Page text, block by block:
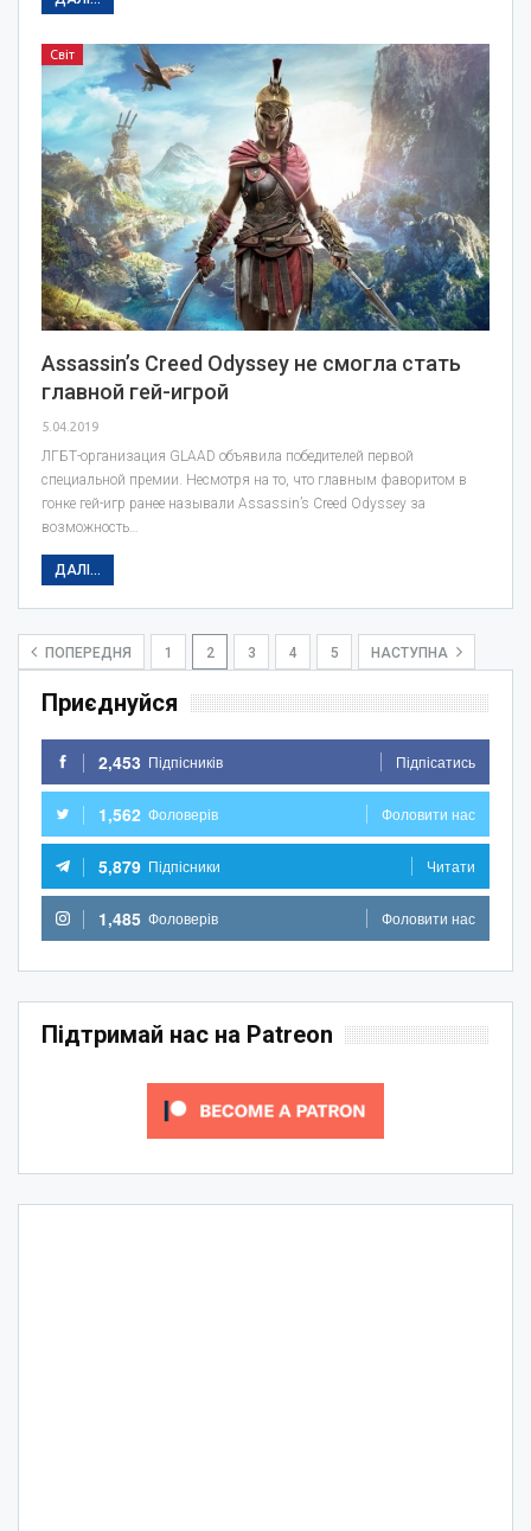
Світ
Assassin’s Creed Odyssey не смогла стать
главной гей-игрой
5.04.2019
ЛГБТ-организация GLAAD объявила победителей первой
специальной премии. Несмотря на то, что главным фаворитом в
гонке гей-игр ранее называли Assassin’s Creed Odyssey за
возможность…
ДАЛІ...
ПОПЕРЕДНЯ 1 2 3 4 5 НАСТУПНА
Приєднуйся
2,453 Підпісників Підпісатись
1,562 Фоловерів Фоловити нас
5,879 Підпісники Читати
1,485 Фоловерів Фоловити нас
Підтримай нас на Patreon